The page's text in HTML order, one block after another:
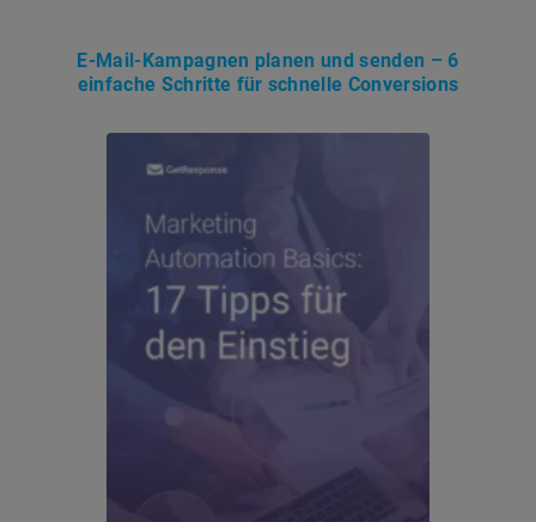
E-Mail-Kampagnen planen und senden – 6
einfache Schritte für schnelle Conversions